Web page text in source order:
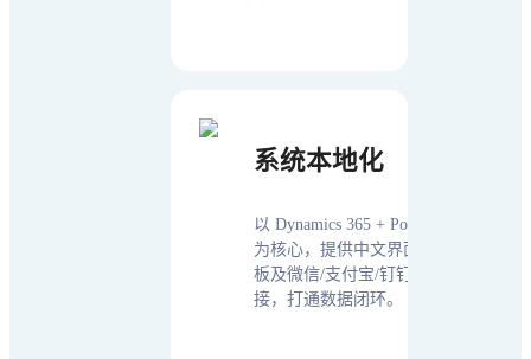
系统本地化
以 Dynamics 365 + Power Platform
为核心，提供中文界面、财报模
板及微信/支付宝/钉钉 API 对
接，打通数据闭环。